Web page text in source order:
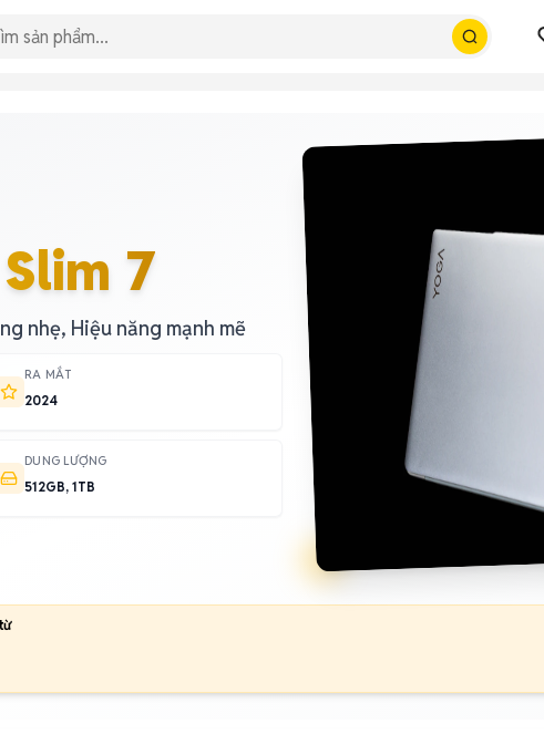
7
nhẹ, Hiệu năng mạnh mẽ
RA MẮT
2024
DUNG LƯỢNG
512GB, 1TB